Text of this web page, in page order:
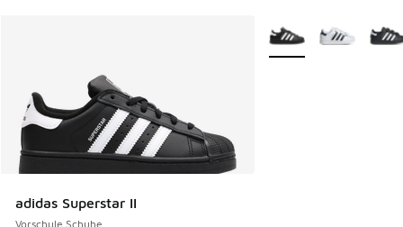
adidas Superstar II
Vorschule Schuhe
Weitere Farben